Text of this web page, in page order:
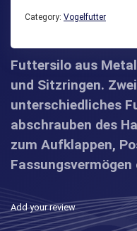
Category: Vogelfutter
Futtersilo aus
und Sitzringen.
unterschiedliches
abschrauben des
zum Aufklappen,
Fassungsvermögen
Add your review